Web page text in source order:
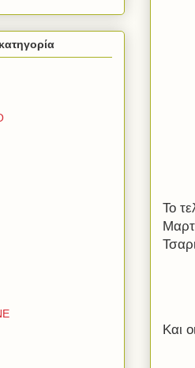
Το
Και